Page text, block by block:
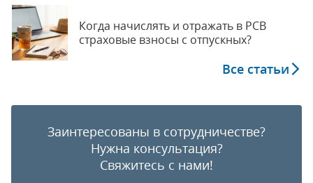
Когда начислять и отражать в РСВ
страховые взносы с отпускных?
Все статьи
Заинтересованы в сотрудничестве?
Нужна консультация?
Свяжитесь с нами!